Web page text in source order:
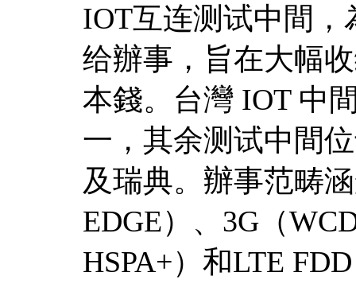
IOT互连测试中間
给辦事，旨在大幅
本錢。台灣 IOT 中
一，其余测试中間
及瑞典。辦事范畴
EDGE）、3G（
HSPA+）和LTE